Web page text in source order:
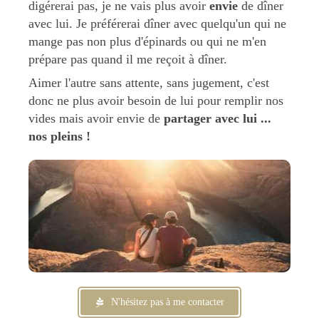
digérerai pas, je ne vais plus avoir envie de dîner
avec lui. Je préférerai dîner avec quelqu'un qui ne
mange pas non plus d'épinards ou qui ne m'en
prépare pas quand il me reçoit à dîner.
Aimer l'autre sans attente, sans jugement, c'est
donc ne plus avoir besoin de lui pour remplir nos
vides mais avoir envie de partager avec lui ...
nos pleins !
N'hésitez pas à me contacter